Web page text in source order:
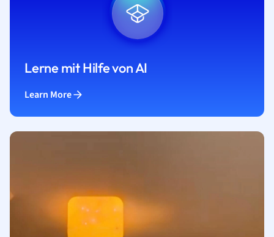
Lerne mit Hilfe von AI
Learn More